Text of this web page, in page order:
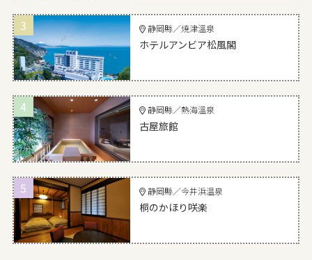
3 静岡縣／焼津溫泉
ホテルアンビア松風閣
4 静岡縣／熱海溫泉
古屋旅館
5 静岡縣／今井浜温泉
桐のかほり咲楽